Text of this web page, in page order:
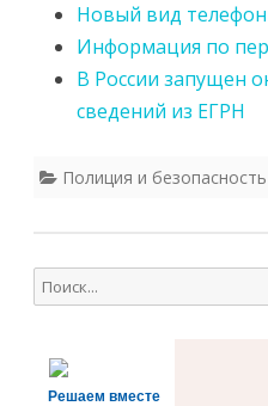
Новый вид
Информация по
В России запущен
сведений из ЕГРН
Полиция и безопасность
Поиск
для:
Решаем вместе